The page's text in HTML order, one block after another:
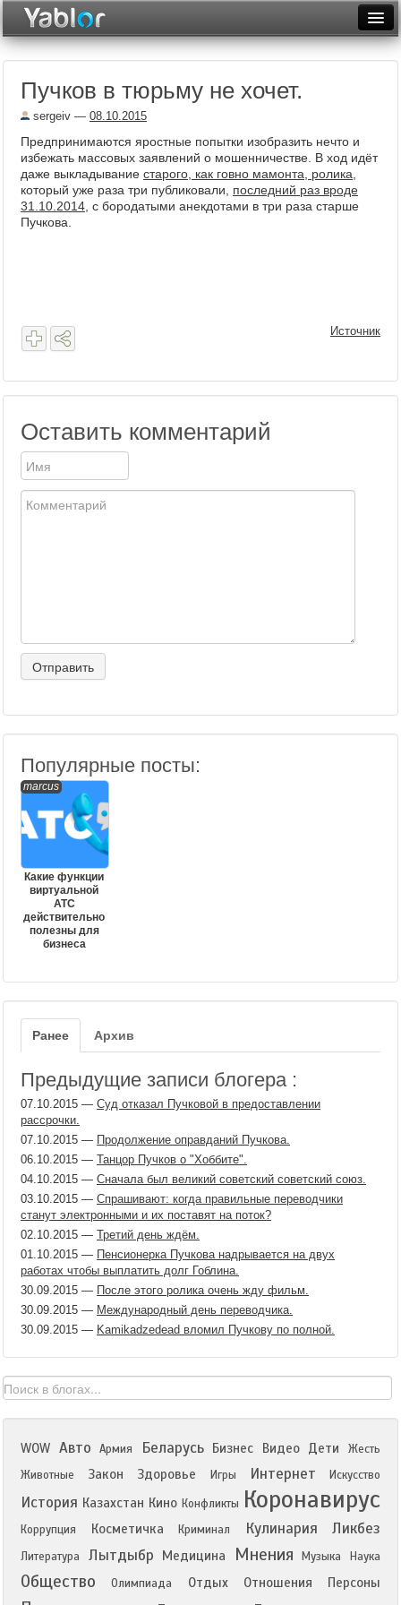
Неделя
Рейтинги
Архив
Пучков в тюрьму не хочет.
sergeiv — 08.10.2015
Предпринимаются яростные попытки изобразить нечто и
избежать массовых заявлений о мошенничестве. В ход идёт
даже выкладывание старого, как говно мамонта, ролика
который уже раза три публиковали, последний раз вроде
31.10.2014 , с бородатыми анекдотами в три раза старше
Пучкова.
Источник
Оставить комментарий
Популярные посты:
marcus
Какие функции
виртуальной
АТС
действительно
полезны для
бизнеса
Ранее Архив
Предыдущие записи блогера :
07.10.2015 — Суд отказал Пучковой в предоставлении
рассрочки.
07.10.2015 — Продолжение оправданий Пучкова.
06.10.2015 — Танцор Пучков о "Хоббите".
04.10.2015 — Сначала был великий советский советский союз.
03.10.2015 — Спрашивают: когда правильные переводчики
станут электронными и их поставят на поток?
02.10.2015 — Третий день ждём.
01.10.2015 — Пенсионерка Пучкова надрывается на двух
работах чтобы выплатить долг Гоблина.
30.09.2015 — После этого ролика очень жду фильм.
30.09.2015 — Международный день переводчика.
30.09.2015 — Kamikadzedead вломил Пучкову по полной.
WOW Авто Армия Беларусь Бизнес Видео Дети
Жесть
Животные
Закон Здоровье Игры Интернет Искусство
История Казахстан Кино Конфликты Коронавирус
Коррупция Косметичка Криминал Кулинария Ликбез
Литература Лытдыбр Медицина Мнения Музыка Наука
Общество Олимпиада Отдых Отношения Персоны